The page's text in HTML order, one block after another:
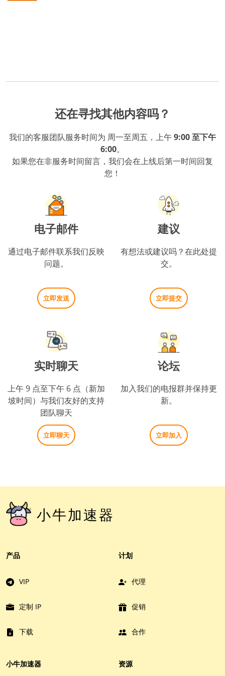
还在寻找其他内容吗？
我们的客服团队服务时间为 周一至周五，上午9:00 至下午
6:00。
如果您在非服务时间留言，我们会在上线后第一时间回复
您！
电子邮件
通过电子邮件联系我们反映
问题。
立即发送
建议
有想法或建议吗？在此处提
交。
立即提交
实时聊天
上午 9 点至下午 6 点（新加
坡时间）与我们友好的支持
团队聊天
立即聊天
论坛
加入我们的电报群并保持更
新。
立即加入
小牛加速器
产品
VIP
定制 IP
下载
小牛加速器
计划
代理
促销
合作
资源